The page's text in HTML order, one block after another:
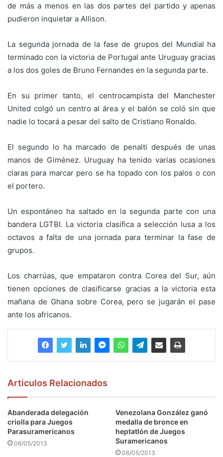
de más a menos en las dos partes del partido y apenas
pudieron inquietar a Allison.
La segunda jornada de la fase de grupos del Mundial ha
terminado con la victoria de Portugal ante Uruguay gracias
a los dos goles de Bruno Fernandes en la segunda parte.
En su primer tanto, el centrocampista del Manchester
United colgó un centro al área y el balón se coló sin que
nadie lo tocará a pesar del salto de Cristiano Ronaldo.
El segundo lo ha marcado de penalti después de unas
manos de Giménez. Uruguay ha tenido varias ocasiones
claras para marcar pero se ha topado con los palos o con
el portero.
Un espontáneo ha saltado en la segunda parte con una
bandera LGTBI. La victoria clasifica a selección lusa a los
octavos a falta de una jornada para terminar la fase de
grupos.
Los charrúas, que empataron contra Corea del Sur, aún
tienen opciones de clasificarse gracias a la victoria esta
mañana de Ghana sobre Corea, pero se jugarán el pase
ante los africanos.
Articulos Relacionados
Abanderada delegación
criolla para Juegos
Parasuramericanos
06/05/2013
Venezolana González ganó
medalla de bronce en
heptatlón de Juegos
Suramericanos
06/05/2013